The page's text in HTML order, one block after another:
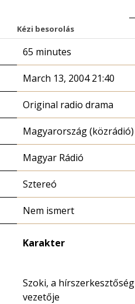
Kézi besorolás
65 minutes
March 13, 2004 21:40
Original radio drama
Magyarország (közrádió)
Magyar Rádió
Sztereó
Nem ismert
Karakter
Szoki, a hírszerkesztőség
vezetője